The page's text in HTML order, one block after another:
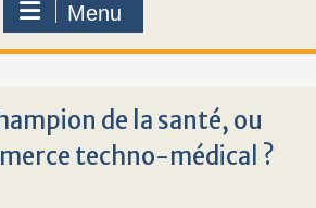
Menu
de la santé, ou
techno-médical ?